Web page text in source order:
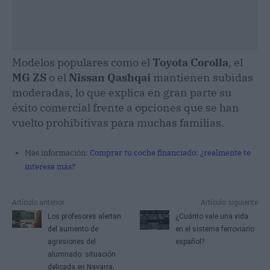
Modelos populares como elToyota Corolla, el
MG ZS o el Nissan Qashqai mantienen subidas
moderadas, lo que explica en gran parte su
éxito comercial frente a opciones que se han
vuelto prohibitivas para muchas familias.
Más información: Comprar tu coche financiado: ¿realmente te
interesa más?
Artículo anterior
Los profesores alertan
del aumento de
agresiones del
alumnado: situación
delicada en Navarra,
Artículo siguiente
¿Cuánto vale una vida
en el sistema ferroviario
español?